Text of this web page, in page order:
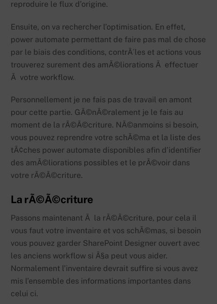
reproduire le flux d’origine.
Ensuite, on va rechercher l’optimisation. En effet,
power automate permettant de faire pas mal de chose
par le biais des conditions, contrÃ´les et actions vous
trouverez surement des amÃ©liorations Ã effectuer
Ã votre workflow.
Personnellement je ne fais pas de travail en amont
pour cette partie. GÃ©nÃ©ralement je le fais au
moment de la rÃ©Ã©criture. NÃ©anmoins si besoin,
vous pouvez reprendre votre schÃ©ma et la liste des
tÃ¢ches power automate disponibles afin d’identifier
des amÃ©liorations possibles et le prÃ©voir dans
votre rÃ©Ã©criture.
La rÃ©Ã©criture
Passons maintenant Ã la rÃ©Ã©criture, pour cela il
vous faut votre inventaire et vos schÃ©mas, si besoin
vous pouvez garder SharePoint Designer ouvert avec
les anciens workflow si Ã§a peut vous aider.
Normalement l’inventaire devrait suffire si vous avez
mis l’ensemble des informations importantes dans
celui ci.